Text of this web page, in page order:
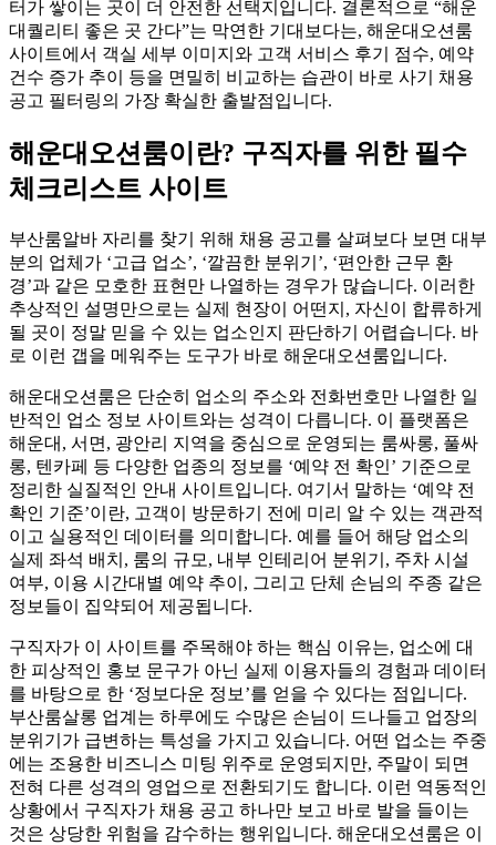
터가 쌓이는 곳이 더 안전한 선택지입니다. 결론적으로 “해운
대퀄리티 좋은 곳 간다”는 막연한 기대보다는, 해운대오션룸
사이트에서 객실 세부 이미지와 고객 서비스 후기 점수, 예약
건수 증가 추이 등을 면밀히 비교하는 습관이 바로 사기 채용
공고 필터링의 가장 확실한 출발점입니다.
해운대오션룸이란? 구직자를 위한 필수
체크리스트 사이트
부산룸알바 자리를 찾기 위해 채용 공고를 살펴보다 보면 대부
분의 업체가 ‘고급 업소’, ‘깔끔한 분위기’, ‘편안한 근무 환
경’과 같은 모호한 표현만 나열하는 경우가 많습니다. 이러한
추상적인 설명만으로는 실제 현장이 어떤지, 자신이 합류하게
될 곳이 정말 믿을 수 있는 업소인지 판단하기 어렵습니다. 바
로 이런 갭을 메워주는 도구가 바로 해운대오션룸입니다.
해운대오션룸은 단순히 업소의 주소와 전화번호만 나열한 일
반적인 업소 정보 사이트와는 성격이 다릅니다. 이 플랫폼은
해운대, 서면, 광안리 지역을 중심으로 운영되는 룸싸롱, 풀싸
롱, 텐카페 등 다양한 업종의 정보를 ‘예약 전 확인’ 기준으로
정리한 실질적인 안내 사이트입니다. 여기서 말하는 ‘예약 전
확인 기준’이란, 고객이 방문하기 전에 미리 알 수 있는 객관적
이고 실용적인 데이터를 의미합니다. 예를 들어 해당 업소의
실제 좌석 배치, 룸의 규모, 내부 인테리어 분위기, 주차 시설
여부, 이용 시간대별 예약 추이, 그리고 단체 손님의 주종 같은
정보들이 집약되어 제공됩니다.
구직자가 이 사이트를 주목해야 하는 핵심 이유는, 업소에 대
한 피상적인 홍보 문구가 아닌 실제 이용자들의 경험과 데이터
를 바탕으로 한 ‘정보다운 정보’를 얻을 수 있다는 점입니다.
부산룸살롱 업계는 하루에도 수많은 손님이 드나들고 업장의
분위기가 급변하는 특성을 가지고 있습니다. 어떤 업소는 주중
에는 조용한 비즈니스 미팅 위주로 운영되지만, 주말이 되면
전혀 다른 성격의 영업으로 전환되기도 합니다. 이런 역동적인
상황에서 구직자가 채용 공고 하나만 보고 바로 발을 들이는
것은 상당한 위험을 감수하는 행위입니다. 해운대오션룸은 이